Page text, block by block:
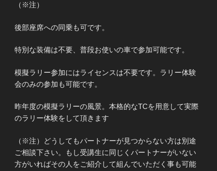
（※注）
後部座席への同乗も可です。
特別な装備は不要、普段お使いの車で参加可能です。
模擬ラリー参加にはライセンスは不要です。ラリー体験
会のみの参加も可能です。
昨年度の模擬ラリーの風景。本格的なTCを用意して実際
のラリー体験をして頂きます
（※注）どうしてもパートナーが見つからない方は別途
ご相談下さい。もし受講生に同じくパートナーがいない
方がいればその人をご紹介して組んでいただく事も可能